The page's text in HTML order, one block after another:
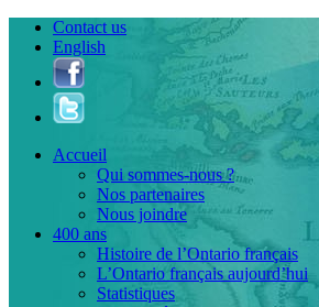
Contact us
English
Accueil
Qui sommes-nous ?
Nos partenaires
Nous joindre
400 ans
Histoire de l’Ontario français
L’Ontario français aujourd’hui
Statistiques